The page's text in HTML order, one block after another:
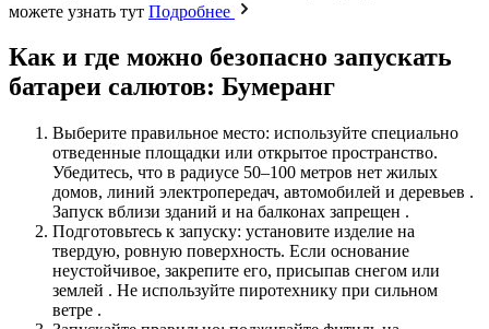
можете узнать тут Подробнее
Как и где можно безопасно запускать
батареи салютов: Бумеранг
Выберите правильное место: используйте специально
отведенные площадки или открытое пространство.
Убедитесь, что в радиусе 50–100 метров нет жилых
домов, линий электропередач, автомобилей и деревьев .
Запуск вблизи зданий и на балконах запрещен .
Подготовьтесь к запуску: установите изделие на
твердую, ровную поверхность. Если основание
неустойчивое, закрепите его, присыпав снегом или
землей . Не используйте пиротехнику при сильном
ветре .